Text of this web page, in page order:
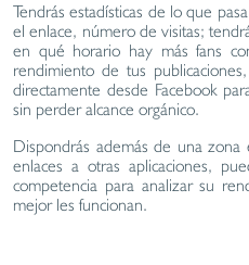
Tendrás estadísticas de lo que
el enlace, número de visitas;
en qué horario hay más fans
rendimiento de tus
directamente desde Facebook
sin perder alcance orgánico.
Dispondrás además de una
enlaces a otras aplicaciones,
competencia para analizar su
mejor les funcionan.